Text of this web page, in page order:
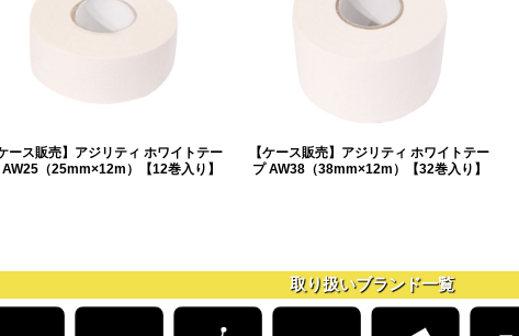
ース販売】アジリティ ホワイトテー
（25mm×12m）【12巻入り】
【ケース販売】アジリティ ホワイトテー
プ AW38（38mm×12m）【32巻入り】
取り扱いブランド一覧